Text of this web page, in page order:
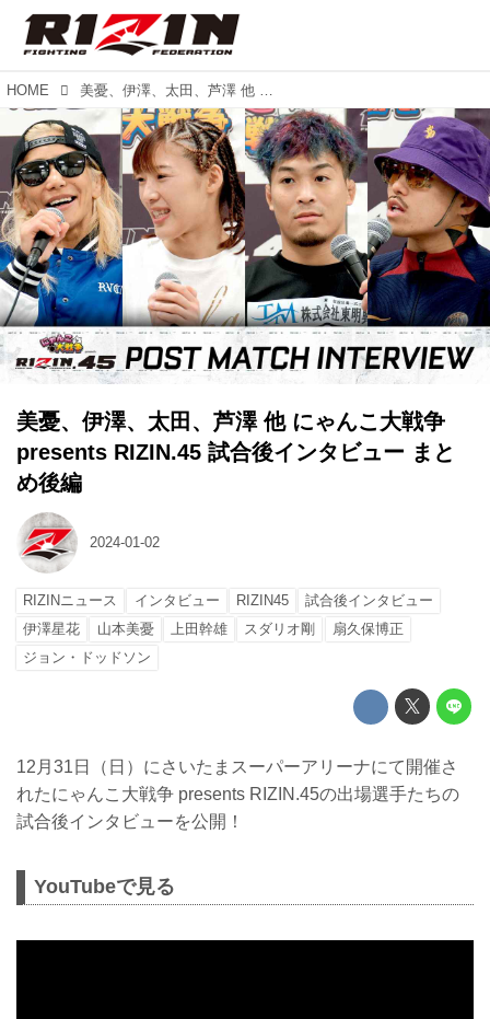
HOME 美憂、伊澤、太田、芦澤 他 にゃんこ大戦争 presents RIZIN.45 試合後インタビュー まとめ後編
美憂、伊澤、太田、芦澤 他 にゃんこ大戦争
presents RIZIN.45 試合後インタビュー まと
め後編
2024-01-02
RIZINニュース インタビュー RIZIN45
試合後インタビュー
伊澤星花
山本美憂 上田幹雄 スダリオ剛
扇久保博正
ジョン・ドッドソン
12月31日（日）にさいたまスーパーアリーナにて開催さ
れたにゃんこ大戦争 presents RIZIN.45の出場選手たちの
試合後インタビューを公開！
YouTubeで見る